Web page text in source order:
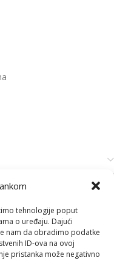
tehnologije poput
o uređaju. Dajući
nam da obradimo podatke
ID-ova na ovoj
pristanka može negativno